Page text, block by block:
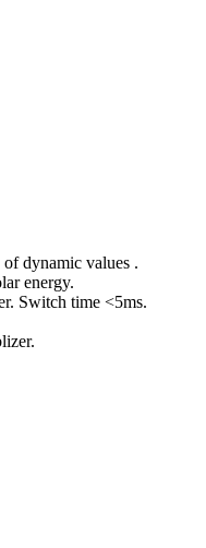
dynamic values .
energy.
Switch time <5ms.